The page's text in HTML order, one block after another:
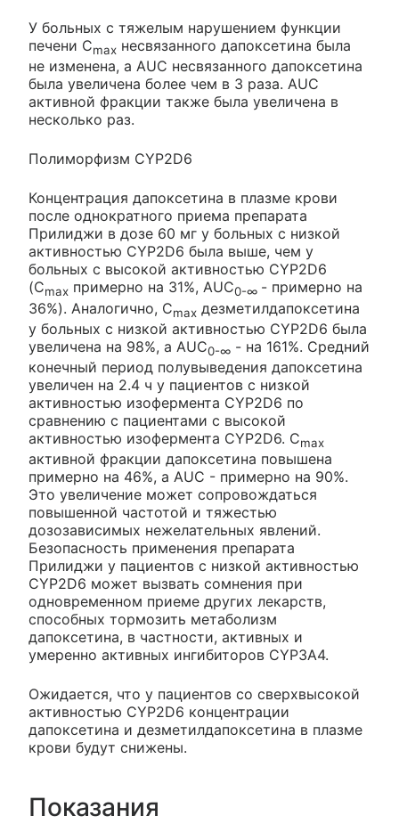
У больных с тяжелым нарушением функции
печени Cmax несвязанного дапоксетина была
не изменена, a AUC несвязанного дапоксетина
была увеличена более чем в 3 раза. AUC
активной фракции также была увеличена в
несколько раз.
Полиморфизм CYP2D6
Концентрация дапоксетина в плазме крови
после однократного приема препарата
Прилиджи в дозе 60 мг у больных с низкой
активностью CYP2D6 была выше, чем у
больных с высокой активностью CYP2D6
(Cmax примерно на 31%, AUC0-∞ - примерно на
36%). Аналогично, Cmax дезметилдапоксетина
у больных с низкой активностью CYP2D6 была
увеличена на 98%, а AUC0-∞ - на 161%. Средний
конечный период полувыведения дапоксетина
увеличен на 2.4 ч у пациентов с низкой
активностью изофермента CYP2D6 по
сравнению с пациентами с высокой
активностью изофермента CYP2D6. Cmax
активной фракции дапоксетина повышена
примерно на 46%, a AUC - примерно на 90%.
Это увеличение может сопровождаться
повышенной частотой и тяжестью
дозозависимых нежелательных явлений.
Безопасность применения препарата
Прилиджи у пациентов с низкой активностью
CYP2D6 может вызвать сомнения при
одновременном приеме других лекарств,
способных тормозить метаболизм
дапоксетина, в частности, активных и
умеренно активных ингибиторов CYP3A4.
Ожидается, что у пациентов со сверхвысокой
активностью CYP2D6 концентрации
дапоксетина и дезметилдапоксетина в плазме
крови будут снижены.
Показания